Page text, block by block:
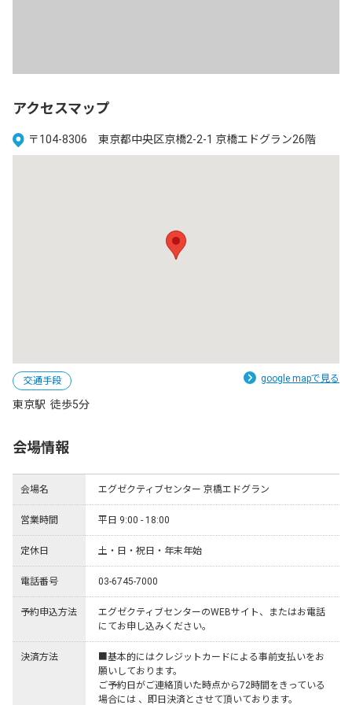
アクセスマップ
〒104-8306 東京都中央区京橋2-2-1 京橋エドグラン26階
google mapで見る
交通手段
東京駅  徒歩5分
会場情報
会場名 エグゼクティブセンター 京橋エドグラン
営業時間 平日 9:00 - 18:00
定休日 土・日・祝日・年末年始
電話番号 03-6745-7000
予約申込方法
エグゼクティブセンターのWEBサイト、またはお電話
にてお申し込みください。
決済方法
■基本的にはクレジットカードによる事前支払いをお
願いしております。
ご予約日がご連絡頂いた時点から72時間をきっている
場合には 、即日決済とさせて頂いております。